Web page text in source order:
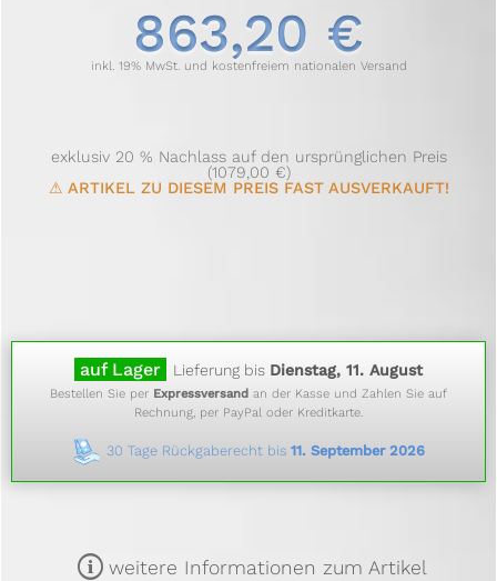
863,20 €
inkl. 19% MwSt. und kostenfreiem nationalen Versand
exklusiv 20 % Nachlass auf den ursprünglichen Preis
(1079,00 €)
⚠ ARTIKEL ZU DIESEM PREIS FAST AUSVERKAUFT!
auf Lager Lieferung bis Dienstag, 11. August
Bestellen Sie per Expressversand an der Kasse und Zahlen Sie auf
Rechnung, per PayPal oder Kreditkarte.
30 Tage Rückgaberecht bis 11. September 2026
m weitere Informationen zum Artikel